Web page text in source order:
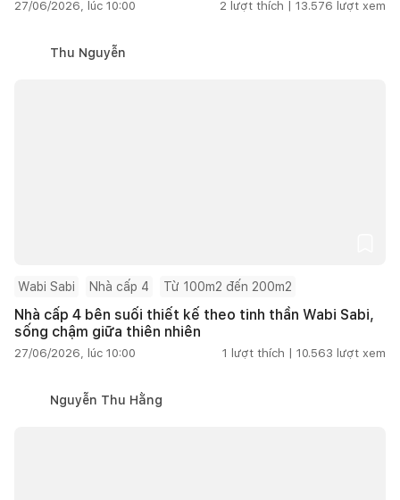
27/06/2026, lúc 10:00 2 lượt thích | 13.576 lượt xem
Thu Nguyễn
Wabi Sabi Nhà cấp 4 Từ 100m2 đến 200m2
Nhà cấp 4 bên suối thiết kế theo tinh thần Wabi Sabi,
sống chậm giữa thiên nhiên
27/06/2026, lúc 10:00 1 lượt thích | 10.563 lượt xem
Nguyễn Thu Hằng